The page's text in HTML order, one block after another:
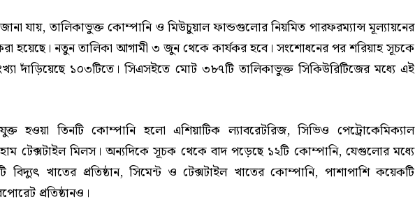
যায়, তালিকাভুক্ত কোম্পানি ও মিউচুয়াল ফান্ডগুলোর নিয়মিত পারফরম্যান্স মূল্যায়নের
হয়েছে। নতুন তালিকা আগামী ৩ জুন থেকে কার্যকর হবে। সংশোধনের পর শরিয়াহ সূচকে
দাঁড়িয়েছে ১০৩টিতে। সিএসইতে মোট ৩৮৭টি তালিকাভুক্ত সিকিউরিটিজের মধ্যে এই
হওয়া তিনটি কোম্পানি হলো এশিয়াটিক ল্যাবরেটরিজ, সিভিও পেট্রোকেমিক্যাল
টেক্সটাইল মিলস। অন্যদিকে সূচক থেকে বাদ পড়েছে ১২টি কোম্পানি, যেগুলোর মধ্যে
খাতের প্রতিষ্ঠান, সিমেন্ট ও টেক্সটাইল খাতের কোম্পানি, পাশাপাশি কয়েকটি
প্রতিষ্ঠানও।